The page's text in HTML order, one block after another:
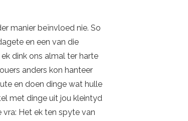
ma­nier beïnvloed nie. So
en een van die
dink ons almal ter harte
anders kon hanteer
en doen dinge wat hulle
met dinge uit jou kleintyd
Het ek ten spyte van